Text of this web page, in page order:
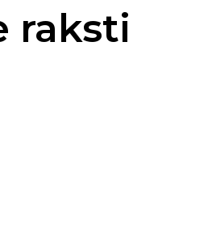
raksti